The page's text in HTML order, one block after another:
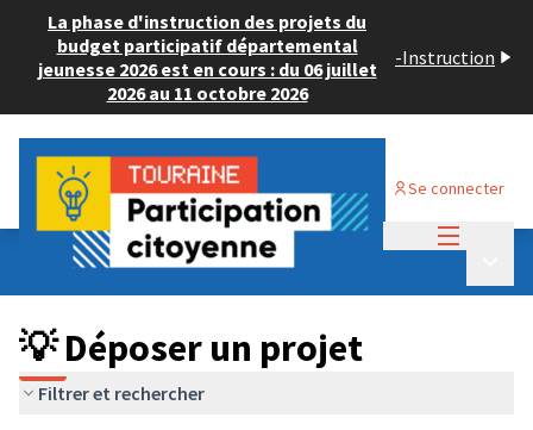
La phase d'instruction des projets du
budget participatif départemental
jeunesse 2026 est en cours : du 06 juillet
2026 au 11 octobre 2026
-Instruction
Se connecter
Budget Participatif ADULTE 2024
💡 Déposer un projet
💡 Déposer un projet
Filtrer et rechercher